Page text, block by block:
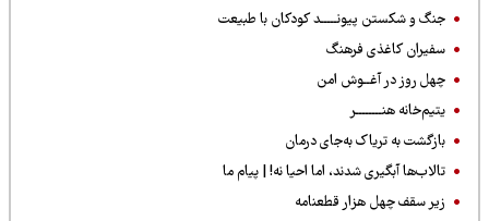
جنگ و شکستن پیونـــــد کودکان با طبیعت
سفیران کاغذی فرهنگ
چهل روز در آغــوش امن
یتیم‌خانه هنــــــــر
بازگشت به تریاک به‌جای درمان
تالاب‌ها آبگیری شدند، اما احیا نه! | پیام ما
زیر سقف چهل هزار قطعنامه